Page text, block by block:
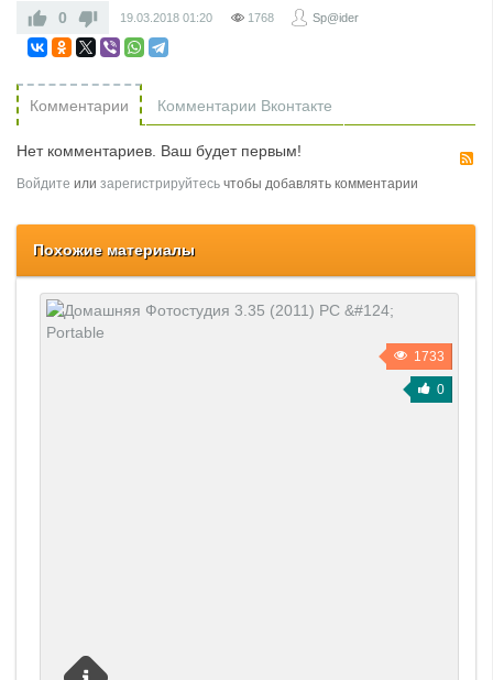
0 19.03.2018 01:20 1768 Sp@ider
Комментарии Комментарии Вконтакте
Нет комментариев. Ваш будет первым!
Войдите или зарегистрируйтесь чтобы добавлять комментарии
Похожие материалы
1733
0